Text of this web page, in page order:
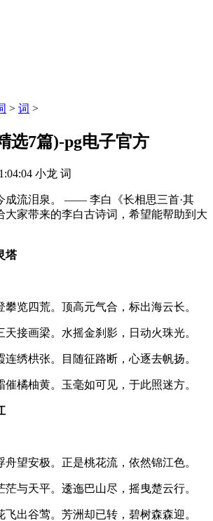
> 词 >
选7篇)-pg电子官方
小龙 词
流泪泉。 —— 李白《长相思三首·其
大家带来的李白古诗词，希望能帮助到大
塔
四荒。顶高元气合，标出海云长。
画梁。水摇金刹影，日动火珠光。
栱张。目随征路断，心逐去帆扬。
柚黄。玉毫如可见，于此照迷方。
安极。正是桃花流，依然锦江色。
天平。逶迤巴山尽，摇曳楚云行。
谷莺。芳洲却已转，碧树森森迎。